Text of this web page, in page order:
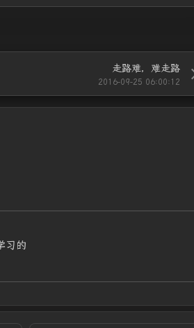
走路难，难走路
2016-09-25 06:00:12
习的